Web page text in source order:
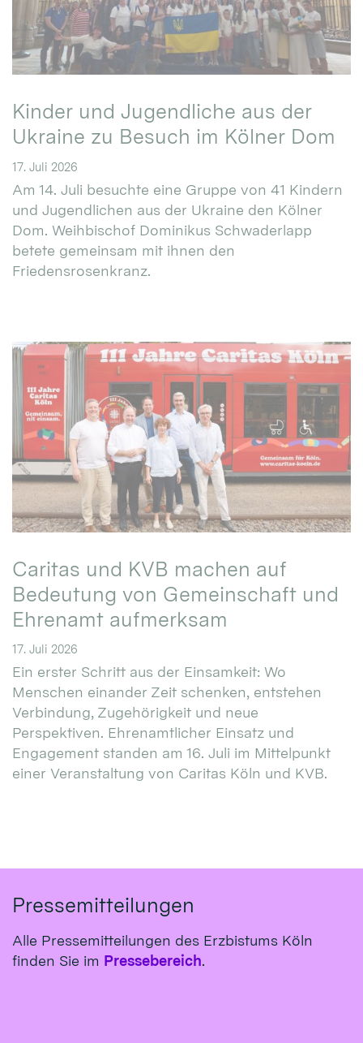
Kinder und Jugendliche aus der
Ukraine zu Besuch im Kölner Dom
17. Juli 2026
Am 14. Juli besuchte eine Gruppe von 41 Kindern
und Jugendlichen aus der Ukraine den Kölner
Dom. Weihbischof Dominikus Schwaderlapp
betete gemeinsam mit ihnen den
Friedensrosenkranz.
Caritas und KVB machen auf
Bedeutung von Gemeinschaft und
Ehrenamt aufmerksam
17. Juli 2026
Ein erster Schritt aus der Einsamkeit: Wo
Menschen einander Zeit schenken, entstehen
Verbindung, Zugehörigkeit und neue
Perspektiven. Ehrenamtlicher Einsatz und
Engagement standen am 16. Juli im Mittelpunkt
einer Veranstaltung von Caritas Köln und KVB.
Pressemitteilungen
Alle Pressemitteilungen des Erzbistums Köln
finden Sie im Pressebereich.